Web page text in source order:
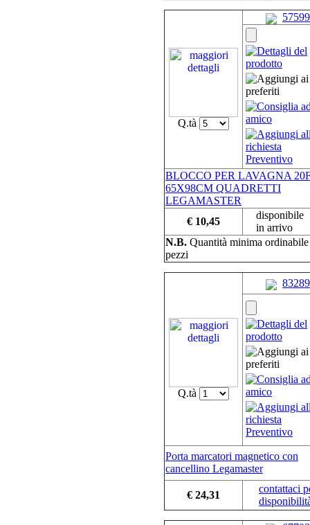
Q.tà
57599
BLOCCO PER LAVAGNA
65X98CM QUADRETTI
LEGAMASTER
€ 10,45
disponibile
in arrivo
N.B. Quantità minima
pezzi
Q.tà
83289
Porta marcatori magnetico con
cancellino Legamaster
€ 24,31
contattaci